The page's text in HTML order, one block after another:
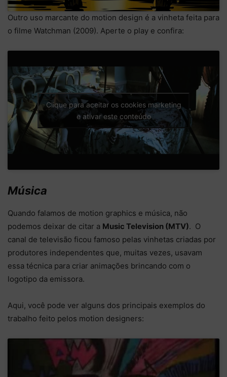
Outro uso marcante do motion design é a vinheta feita para
o filme Watchman (2009). Aperte o play e confira:
Clique para aceitar os cookies marketing
e ativar este conteúdo
Música
Quando falamos de motion graphics e música, não
podemos deixar de citar a Music Television (MTV). O
canal de televisão ficou famoso pelas vinhetas criadas por
produtores independentes que, muitas vezes, usavam
essa técnica para criar animações brincando com o
logotipo da emissora.
Aqui, você pode ver alguns dos principais exemplos do
trabalho feito pelos motion designers: